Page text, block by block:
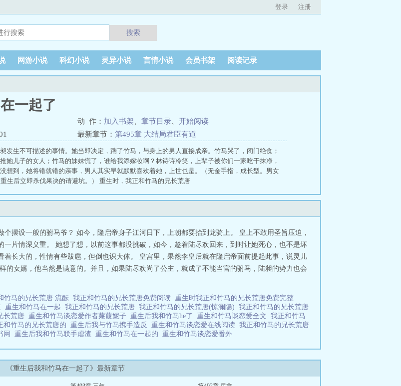
登录 注册
搜索
网游小说 科幻小说 灵异小说 言情小说 会员书架 阅读记录
一起了
动 作： 加入书架 章节目录
开始阅读
最新章节： 第495章 大结局君臣有道
发生不可描述的事情。她当即决定，踹了竹马，与身上的男人直接成亲。竹马哭了，闭门绝食；
她儿子的女人；竹马的妹妹慌了，谁给我添嫁妆啊？林诗诗冷笑，上辈子被你们一家吃干抹净，
想到，她将错就错的亲事，男人其实早就默默喜欢着她，上世也是。（无金手指，成长型。男女
生后立即杀伐果决的请避坑。） 重生时，我正和竹马的兄长荒唐
摆设一般的驸马爷？ 如今，隆启帝身子江河日下，上朝都要抬到龙骑上。 皇上不敢用圣旨压迫，
片情深义重。 她想了想，以前这事都没挑破，如今，趁着陆尽欢回来，到时让她死心，也不是坏
长大的，性情有些跋扈，但倒也识大体。 皇宫里，果然李皇后就在隆启帝面前提起此事，说灵儿
的女婿，他当然是满意的。并且，如果陆尽欢尚了公主，就成了不能当官的驸马，陆昶的势力也会
竹马的兄长荒唐 流酝 我正和竹马的兄长荒唐免费阅读 重生时我正和竹马的兄长荒唐免费完整
重生和竹马在一起 我正和竹马的兄长荒唐 我正和竹马的兄长荒唐(惊澜隐) 我正和竹马的兄长荒唐
长荒唐 重生和竹马谈恋爱作者蒹葭妮子 重生后我和竹马he了 重生和竹马谈恋爱全文 我正和竹马
和竹马的兄长荒唐的 重生后我与竹马携手造反 重生和竹马谈恋爱在线阅读 我正和竹马的兄长荒唐
网 重生后我和竹马联手虐渣 重生和竹马在一起的 重生和竹马谈恋爱番外
《重生后我和竹马在一起了》最新章节